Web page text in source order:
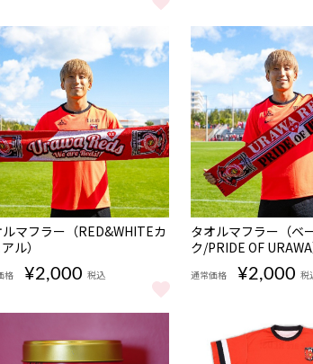
と見るREDSバス ラムネ缶 (レディース) をもっと見る
アルミボトルタンブ
定
了
販売期間
18:00〜
31 23:59
マフラー（RED&WHITEカ
ル）
格 ¥2,000 税込
ルマフラー（RED&WHITEカジュアル） をもっと見る
完売
タオルマフラー（ベ
ク/PRIDE OF URAWA
通常価格 ¥2,000 税
タオルマフラー（ベ